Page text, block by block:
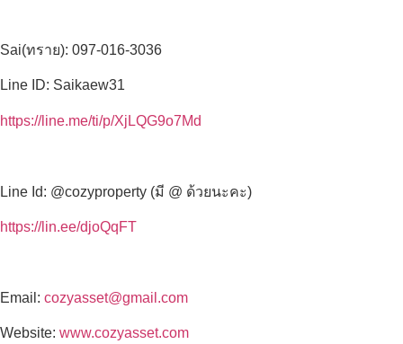
Sai(ทราย): 097-016-3036
Line ID: Saikaew31
https://line.me/ti/p/XjLQG9o7Md
Line Id: @cozyproperty (มี @ ด้วยนะคะ)
https://lin.ee/djoQqFT
Email: cozyasset@gmail.com
Website: www.cozyasset.com